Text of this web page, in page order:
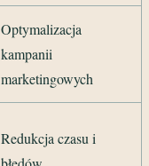
Optymalizacja
kampanii
marketingowych
Redukcja czasu i